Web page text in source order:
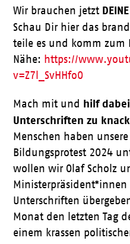
Wir brauchen jetzt
Schau Dir hier das
teile es und komm zum
Nähe: https://
v=Z7l_SvHHfo0
Mach mit und hilf
Unterschriften zu
Menschen haben
Bildungsprotest 2024
wollen wir Olaf Scholz
Unterschriften
Monat den letzten Tag
einem krassen